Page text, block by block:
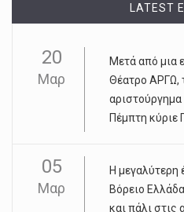
LATEST
20
Μαρ
Μετά από μια
Θέατρο ΑΡΓΩ,
Πέμπτη κύριε
05
Μαρ
Η μεγαλύτερη
Βόρειο
και πάλι στις